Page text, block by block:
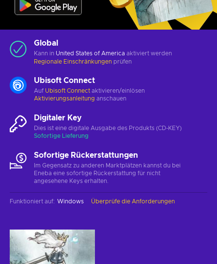
Global
Kann in United States of America aktiviert werden
Regionale Einschränkungen prüfen
Ubisoft Connect
Auf Ubisoft Connect aktivieren/einlösen
Aktivierungsanleitung anschauen
Digitaler Key
Dies ist eine digitale Ausgabe des Produkts (CD-KEY)
Sofortige Lieferung
Sofortige Rückerstattungen
Im Gegensatz zu anderen Marktplätzen kannst du bei
Eneba eine sofortige Rückerstattung für nicht
angesehene Keys erhalten.
Funktioniert auf: Windows Überprüfe die Anforderungen